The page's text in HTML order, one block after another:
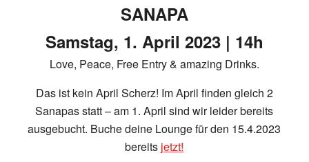
SANAPA
Samstag, 1. April 2023 | 14h
Love, Peace, Free Entry & amazing Drinks.
Das ist kein April Scherz! Im April finden gleich 2
Sanapas statt – am 1. April sind wir leider bereits
ausgebucht. Buche deine Lounge für den 15.4.2023
bereits jetzt!